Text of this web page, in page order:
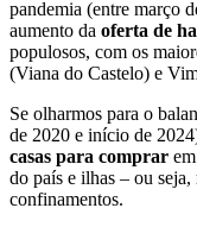
pandemia (entre março
aumento da oferta de
populosos, com os
(Viana do Castelo) e
Se olharmos para o
de 2020 e início de
casas para comprar
do país e ilhas – ou
confinamentos.